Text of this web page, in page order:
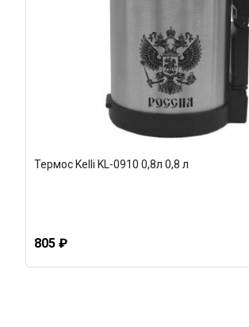
Термос Kelli KL-0910 0,8л 0,8 л
805 ₽